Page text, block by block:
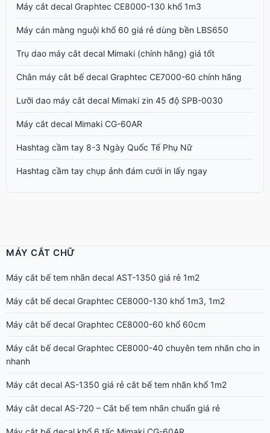
Máy cắt decal Graphtec CE8000-130 khổ 1m3
Máy cán màng nguội khổ 60 giá rẻ dùng bền LBS650
Trụ dao máy cắt decal Mimaki (chính hãng) giá tốt
Chân máy cắt bế decal Graphtec CE7000-60 chính hãng
Lưỡi dao máy cắt decal Mimaki zin 45 độ SPB-0030
Máy cắt decal Mimaki CG-60AR
Hashtag cầm tay 8-3 Ngày Quốc Tế Phụ Nữ
Hashtag cầm tay chụp ảnh đám cưới in lấy ngay
MÁY CẮT CHỮ
Máy cắt bế tem nhãn decal AST-1350 giá rẻ 1m2
Máy cắt bế decal Graphtec CE8000-130 khổ 1m3, 1m2
Máy cắt bế decal Graphtec CE8000-60 khổ 60cm
Máy cắt bế decal Graphtec CE8000-40 chuyên tem nhãn cho in
nhanh
Máy cắt decal AS-1350 giá rẻ cắt bế tem nhãn khổ 1m2
Máy cắt decal AS-720 – Cắt bế tem nhãn chuẩn giá rẻ